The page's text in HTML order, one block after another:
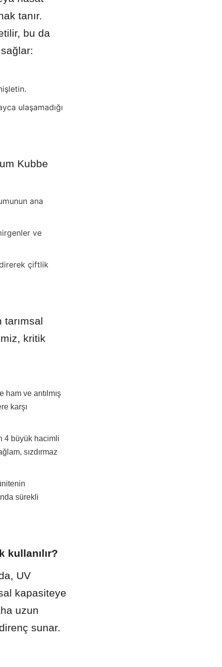
tanır.
bu da
ulaşamadığı
Kubbe
ana
ve
çiftlik
tarımsal
kritik
ve arıtılmış
karşı
4 büyük hacimli
sızdırmaz
sürekli
kullanılır?
UV
kapasiteye
uzun
sunar.